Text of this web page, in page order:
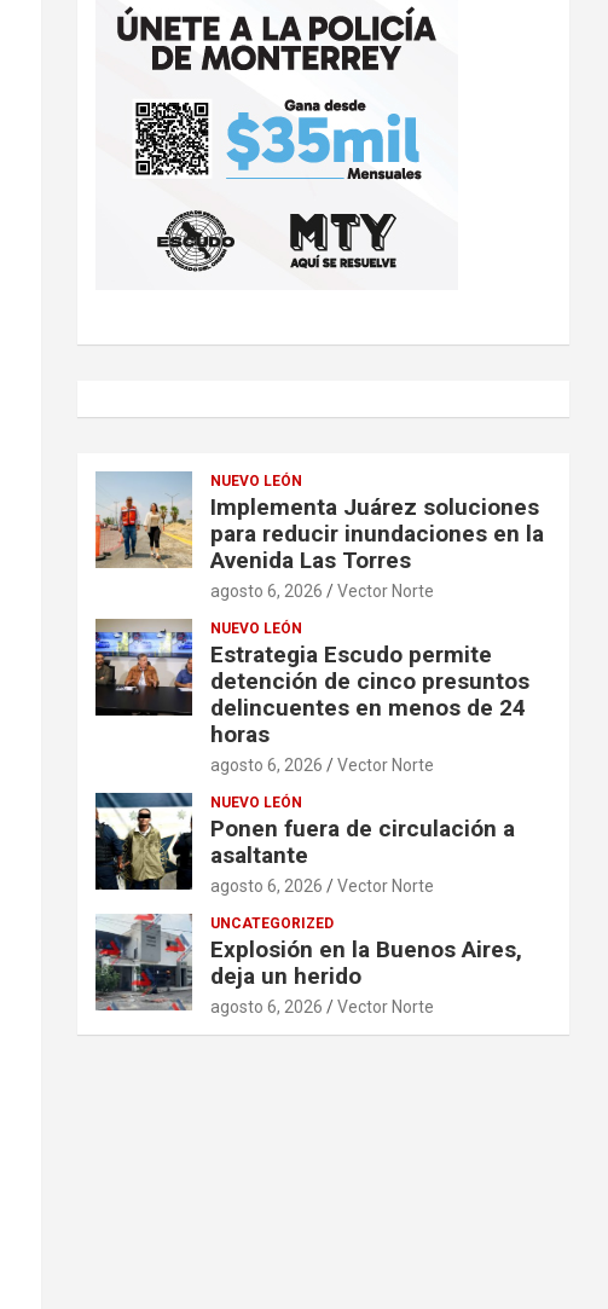
NUEVO LEÓN
Implementa Juárez soluciones
para reducir inundaciones en la
Avenida Las Torres
agosto 6, 2026 Vector Norte
NUEVO LEÓN
Estrategia Escudo permite
detención de cinco presuntos
delincuentes en menos de 24
horas
agosto 6, 2026 Vector Norte
NUEVO LEÓN
Ponen fuera de circulación a
asaltante
agosto 6, 2026 Vector Norte
UNCATEGORIZED
Explosión en la Buenos Aires,
deja un herido
agosto 6, 2026 Vector Norte